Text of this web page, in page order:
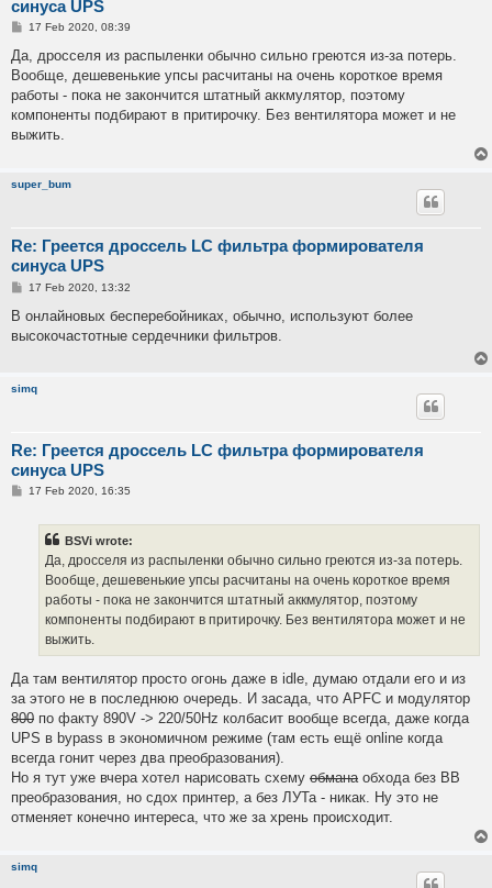
синуса UPS
P
s
17 Feb 2020, 08:39
Да, дросселя из распыленки обычно сильно греются из-за потерь.
Вообще, дешевенькие упсы расчитаны на очень короткое время
работы - пока не закончится штатный аккмулятор, поэтому
компоненты подбирают в притирочку. Без вентилятора может и не
выжить.
super_bum
Re: Греется дроссель LC фильтра формирователя
синуса UPS
P
s
17 Feb 2020, 13:32
В онлайновых бесперебойниках, обычно, используют более
высокочастотные сердечники фильтров.
simq
Re: Греется дроссель LC фильтра формирователя
синуса UPS
P17 Feb 2020, 16:35
BSVi wrote:
Да, дросселя из распыленки обычно сильно греются из-за потерь.
Вообще, дешевенькие упсы расчитаны на очень короткое время
работы - пока не закончится штатный аккмулятор, поэтому
компоненты подбирают в притирочку. Без вентилятора может и не
выжить.
Да там вентилятор просто огонь даже в idle, думаю отдали его и из
за этого не в последнюю очередь. И засада, что APFC и модулятор
800 по факту 890V -> 220/50Hz колбасит вообще всегда, даже когда
UPS в bypass в экономичном режиме (там есть ещё online когда
всегда гонит через два преобразования).
Но я тут уже вчера хотел нарисовать схему обмана обхода без ВВ
преобразования, но сдох принтер, а без ЛУТа - никак. Ну это не
отменяет конечно интереса, что же за хрень происходит.
simq